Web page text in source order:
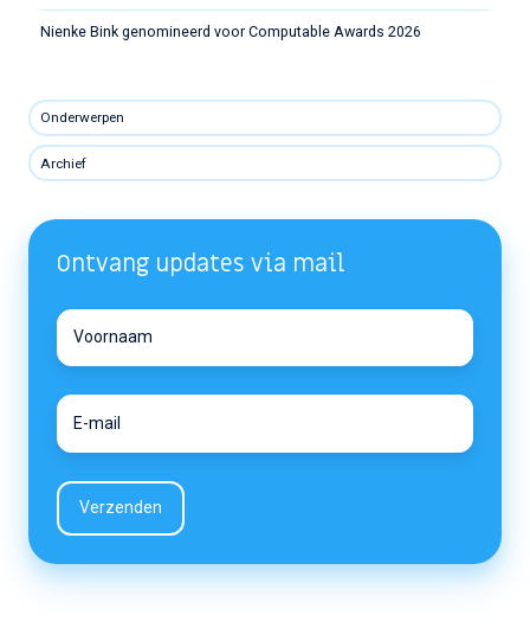
Nienke Bink genomineerd voor Computable Awards 2026
Onderwerpen
Archief
Ontvang updates via mail
Voornaam
Voornaam
E-
mail*
E-
mail